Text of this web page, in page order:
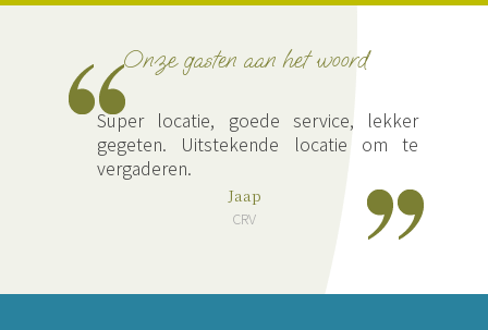
Onze gasten aan het woord
Super locatie, goede service, lekker
gegeten. Uitstekende locatie om te
vergaderen.
Jaap
CRV